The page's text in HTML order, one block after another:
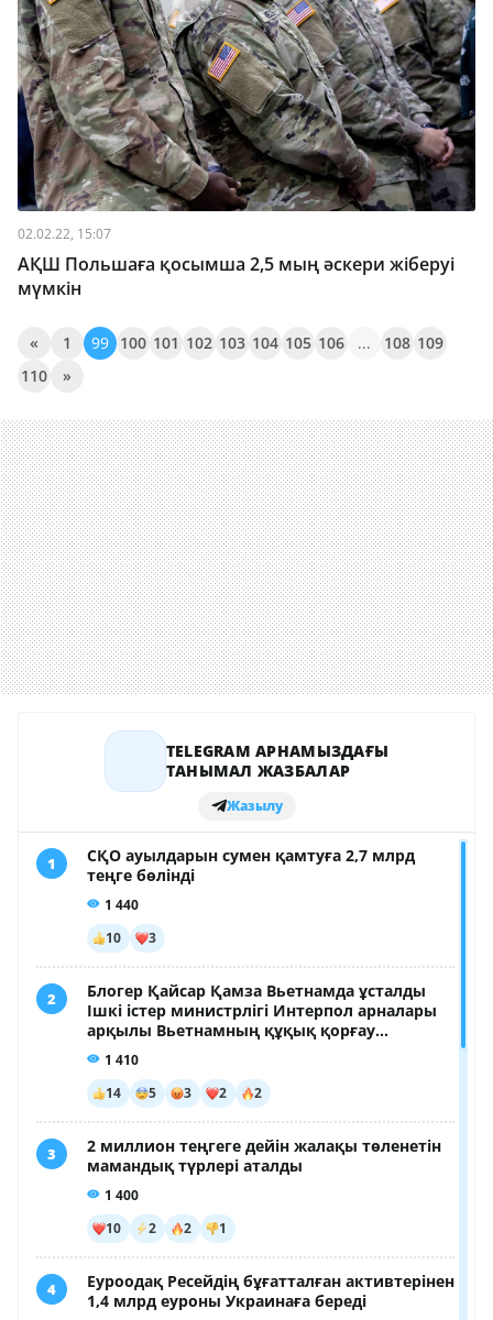
02.02.22, 15:07
АҚШ Польшаға қосымша 2,5 мың әскери жіберуі
мүмкін
« 1 99 100 101 102 103 104 105 106 ... 108 109
110
»